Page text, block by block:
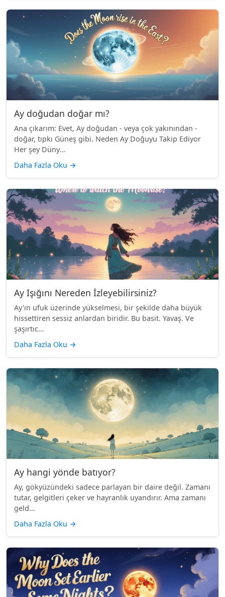
Ay doğudan doğar mı?
Ana çıkarım: Evet, Ay doğudan - veya çok yakınından -
doğar, tıpkı Güneş gibi. Neden Ay Doğuyu Takip Ediyor
Her şey Düny...
Daha Fazla Oku →
Ay Işığını Nereden İzleyebilirsiniz?
Ay'ın ufuk üzerinde yükselmesi, bir şekilde daha büyük
hissettiren sessiz anlardan biridir. Bu basit. Yavaş. Ve
şaşırtıc...
Daha Fazla Oku →
Ay hangi yönde batıyor?
Ay, gökyüzündeki sadece parlayan bir daire değil. Zamanı
tutar, gelgitleri çeker ve hayranlık uyandırır. Ama zamanı
geld...
Daha Fazla Oku →